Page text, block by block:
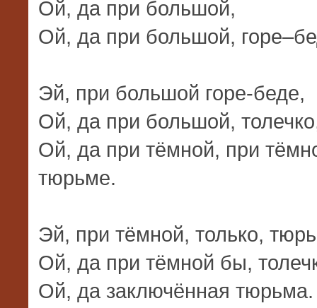
Ой, да при большой,
Ой, да при большой,
Эй, при большой горе-беде,
Ой, да при большой,
Ой, да при тёмной, при
тюрьме.
Эй, при тёмной, только,
Ой, да при тёмной бы,
Ой, да заключённая тюрьма.